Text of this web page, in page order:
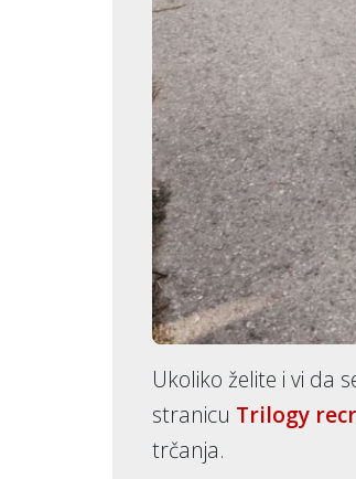
Ukoliko želite i vi da
stranicu Trilogy
trčanja.